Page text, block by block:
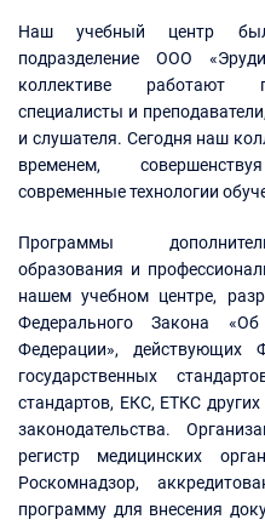
Наш учебный центр
подразделение ООО
коллективе работают
специалисты и
и слушателя. Сегодня наш
временем,
современные технологии
Программы
образования и
нашем учебном центре,
Федерального Закона
Федерации», действующих
государственных
стандартов, ЕКС, ЕТКС
законодательства.
регистр медицинских
Роскомнадзор,
программу для внесения